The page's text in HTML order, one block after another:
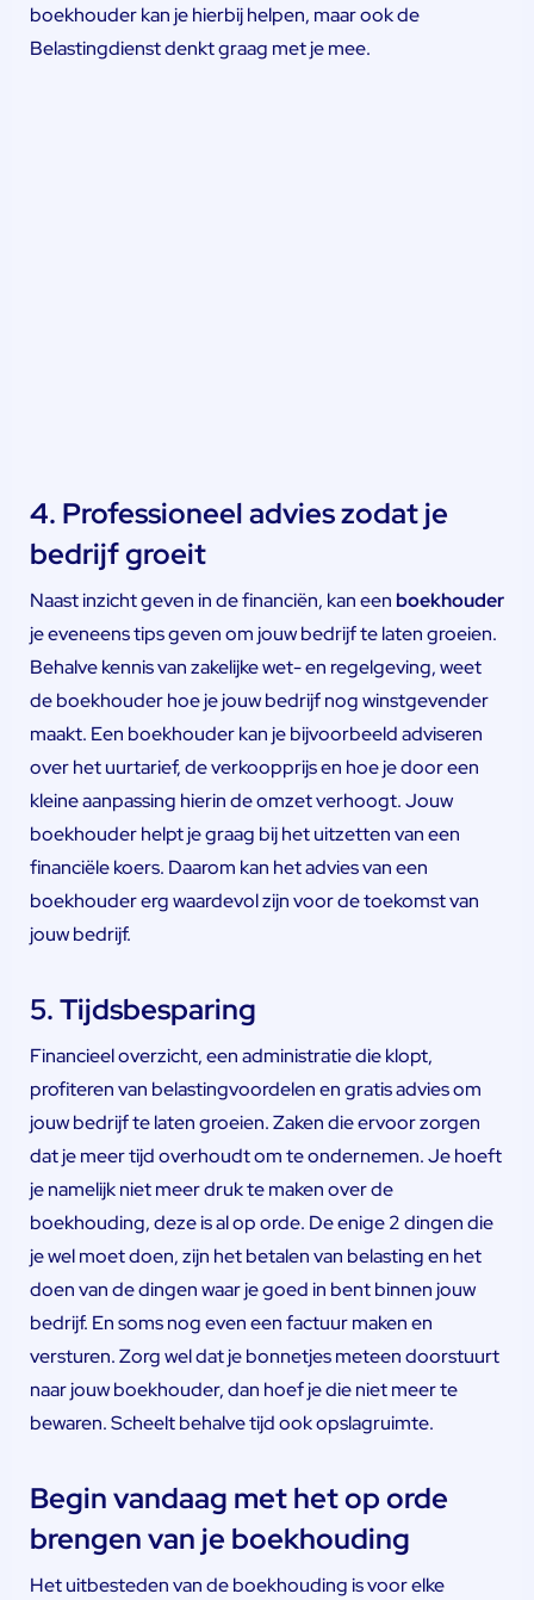
boekhouder kan je hierbij helpen, maar ook de
Belastingdienst denkt graag met je mee.
4. Professioneel advies zodat je
bedrijf groeit
Naast inzicht geven in de financiën, kan een boekhouder
je eveneens tips geven om jouw bedrijf te laten groeien.
Behalve kennis van zakelijke wet- en regelgeving, weet
de boekhouder hoe je jouw bedrijf nog winstgevender
maakt. Een boekhouder kan je bijvoorbeeld adviseren
over het uurtarief, de verkoopprijs en hoe je door een
kleine aanpassing hierin de omzet verhoogt. Jouw
boekhouder helpt je graag bij het uitzetten van een
financiële koers. Daarom kan het advies van een
boekhouder erg waardevol zijn voor de toekomst van
jouw bedrijf.
5. Tijdsbesparing
Financieel overzicht, een administratie die klopt,
profiteren van belastingvoordelen en gratis advies om
jouw bedrijf te laten groeien. Zaken die ervoor zorgen
dat je meer tijd overhoudt om te ondernemen. Je hoeft
je namelijk niet meer druk te maken over de
boekhouding, deze is al op orde. De enige 2 dingen die
je wel moet doen, zijn het betalen van belasting en het
doen van de dingen waar je goed in bent binnen jouw
bedrijf. En soms nog even een factuur maken en
versturen. Zorg wel dat je bonnetjes meteen doorstuurt
naar jouw boekhouder, dan hoef je die niet meer te
bewaren. Scheelt behalve tijd ook opslagruimte.
Begin vandaag met het op orde
brengen van je boekhouding
Het uitbesteden van de boekhouding is voor elke